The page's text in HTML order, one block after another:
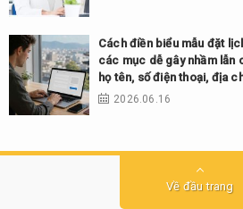
Cách điền biểu mẫu đặt
các mục dễ gây nhầm
họ tên, số điện thoại, địa
2026.06.16
Về đầu trang